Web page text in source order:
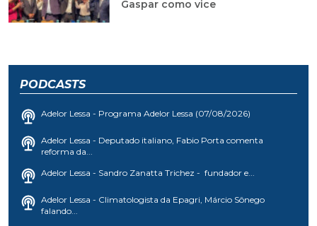
Gaspar como vice
PODCASTS
Adelor Lessa - Programa Adelor Lessa (07/08/2026)
Adelor Lessa - Deputado italiano, Fabio Porta comenta
reforma da...
Adelor Lessa - Sandro Zanatta Trichez - fundador e...
Adelor Lessa - Climatologista da Epagri, Márcio Sônego
falando...